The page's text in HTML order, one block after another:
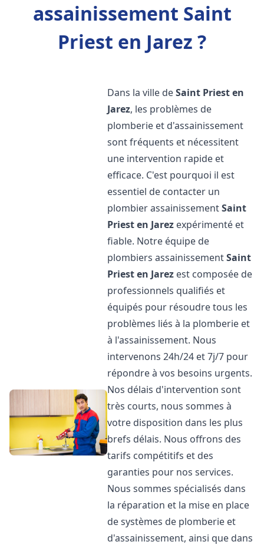
assainissement Saint
Priest en Jarez ?
Dans la ville deSaint Priest en
Jarez, les problèmes de
plomberie et d'assainissement
sont fréquents et nécessitent
une intervention rapide et
efficace. C'est pourquoi il est
essentiel de contacter un
plombier assainissementSaint
Priest en Jarez expérimenté et
fiable. Notre équipe de
plombiers assainissementSaint
Priest en Jarez est composée de
professionnels qualifiés et
équipés pour résoudre tous les
problèmes liés à la plomberie et
à l'assainissement. Nous
intervenons 24h/24 et 7j/7 pour
répondre à vos besoins urgents.
Nos délais d'intervention sont
très courts, nous sommes à
votre disposition dans les plus
brefs délais. Nous offrons des
tarifs compétitifs et des
garanties pour nos services.
Nous sommes spécialisés dans
la réparation et la mise en place
de systèmes de plomberie et
d'assainissement, ainsi que dans